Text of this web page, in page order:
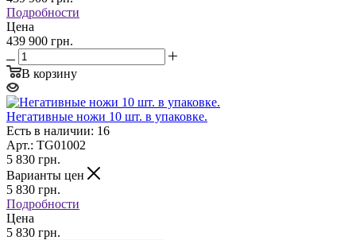
Подробности
Цена
439 900 грн.
В корзину
Негативные ножи 10 шт. в упаковке.
Есть в наличии: 16
Арт.: TG01002
5 830 грн.
Варианты цен
5 830 грн.
Подробности
Цена
5 830 грн.